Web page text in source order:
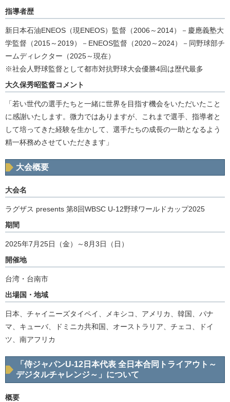
指導者歴
新日本石油ENEOS（現ENEOS）監督（2006～2014）－慶應義塾大
学監督（2015～2019）－ENEOS監督（2020～2024）－同野球部チ
ームディレクター（2025～現在）
※社会人野球監督として都市対抗野球大会優勝4回は歴代最多
大久保秀昭監督コメント
「若い世代の選手たちと一緒に世界を目指す機会をいただいたこと
に感謝いたします。微力ではありますが、これまで選手、指導者と
して培ってきた経験を生かして、選手たちの成長の一助となるよう
精一杯務めさせていただきます」
大会概要
大会名
ラグザス presents 第8回WBSC U-12野球ワールドカップ2025
期間
2025年7月25日（金）～8月3日（日）
開催地
台湾・台南市
出場国・地域
日本、チャイニーズタイペイ、メキシコ、アメリカ、韓国、パナ
マ、キューバ、ドミニカ共和国、オーストラリア、チェコ、ドイ
ツ、南アフリカ
「侍ジャパンU-12日本代表 全日本合同トライアウト～
デジタルチャレンジ～」について
概要